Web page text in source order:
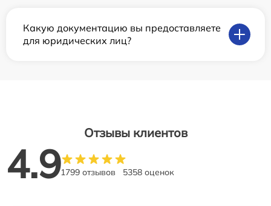
Какую документацию вы предоставляете
для юридических лиц?
Отзывы клиентов
4.91799 отзывов 5358 оценок